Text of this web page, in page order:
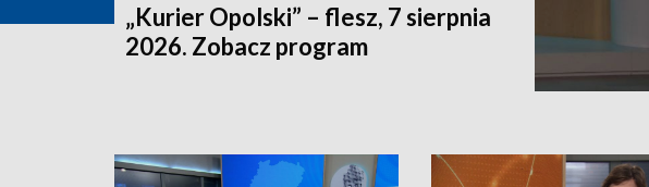
„Kurier Opolski” – flesz, 7 sierpnia
2026. Zobacz program